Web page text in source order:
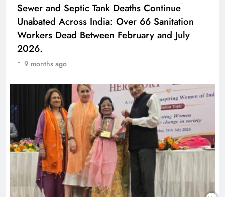
Sewer and Septic Tank Deaths Continue
Unabated Across India: Over 66 Sanitation
Workers Dead Between February and July
2026.
9 months ago